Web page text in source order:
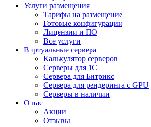
Услуги размещения
Тарифы на размещение
Готовые конфигурации
Лицензии и ПО
Все услуги
Виртуальные сервера
Калькулятор серверов
Серверы для 1С
Сервера для Битрикс
Сервера для рендеринга с GPU
Серверы в наличии
О нас
Акции
Отзывы